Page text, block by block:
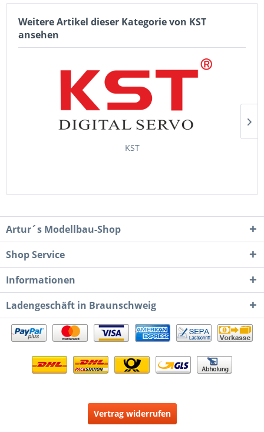
Weitere Artikel dieser Kategorie von KST
ansehen
KST
Artur´s Modellbau-Shop
Shop Service
Informationen
Ladengeschäft in Braunschweig
Vertrag widerrufen